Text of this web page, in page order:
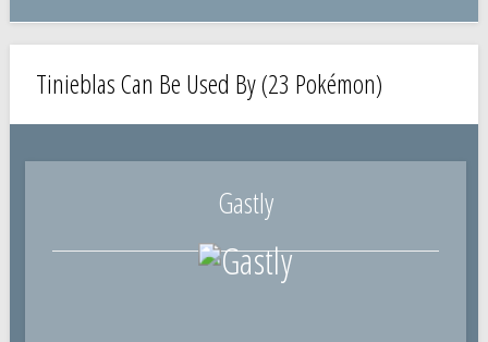
Tinieblas Can Be Used By (23 Pokémon)
Gastly